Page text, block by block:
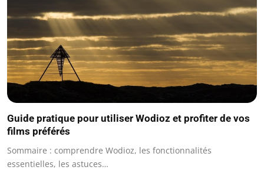
Guide pratique pour utiliser Wodioz et profiter de vos
films préférés
Sommaire : comprendre Wodioz, les fonctionnalités
essentielles, les astuces…